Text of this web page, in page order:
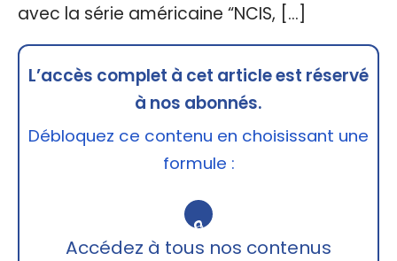
avec la série américaine “NCIS, […]
L’accès complet à cet article est réservé
à nos abonnés.
Débloquez ce contenu en choisissant une
formule :
🔒
Accédez à tous nos contenus